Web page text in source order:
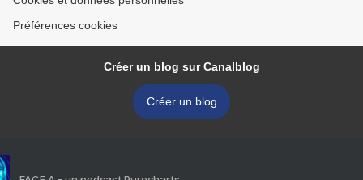
Préférences cookies
Créer un blog sur Canalblog
Créer un blog